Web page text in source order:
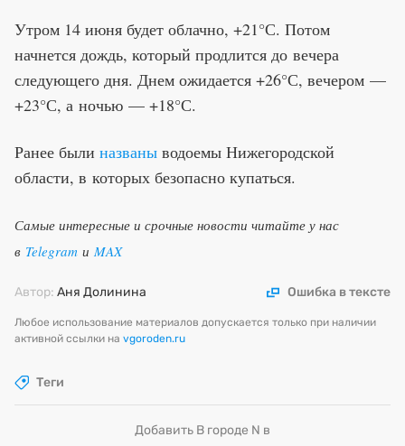
Утром 14 июня будет облачно, +21°С. Потом
начнется дождь, который продлится до вечера
следующего дня. Днем ожидается +26°С, вечером —
+23°С, а ночью — +18°С.
Ранее были названы водоемы Нижегородской
области, в которых безопасно купаться.
Самые интересные и срочные новости читайте у нас
в Telegram и MAX
Автор: Аня Долинина Ошибка в тексте
Любое использование материалов допускается только при наличии
активной ссылки на vgoroden.ru
Теги
Добавить В городе N в